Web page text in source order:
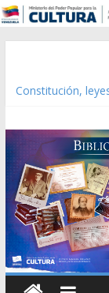
Constitución,
Modesta Bor
Gaceta Oficial de
Caracas 09 de
Catálogo